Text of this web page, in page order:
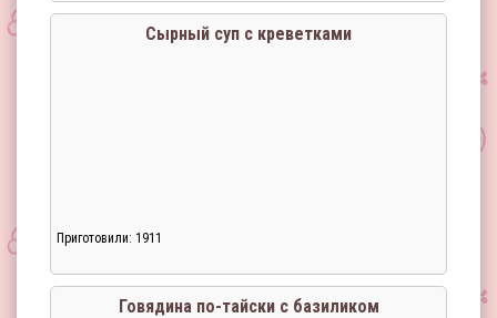
Сырный суп с креветками
Приготовили: 1911
Говядина по-тайски с базиликом